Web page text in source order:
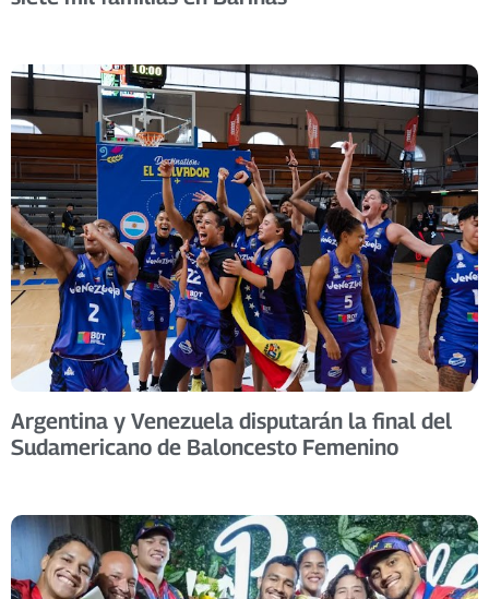
Argentina y Venezuela disputarán la final del
Sudamericano de Baloncesto Femenino